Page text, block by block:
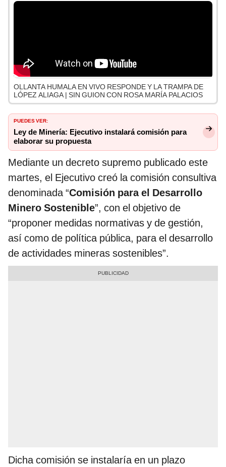
OLLANTA HUMALA EN VIVO RESPONDE Y LA TRAMPA DE
LÓPEZ ALIAGA | SIN GUION CON ROSA MARÍA PALACIOS
PUEDES VER:
Ley de Minería: Ejecutivo instalará comisión para
elaborar su propuesta
Mediante un decreto supremo publicado este
martes, el Ejecutivo creó la comisión consultiva
denominada “Comisión para el Desarrollo
Minero Sostenible”, con el objetivo de
“proponer medidas normativas y de gestión,
así como de política pública, para el desarrollo
de actividades mineras sostenibles”.
Dicha comisión se instalaría en un plazo